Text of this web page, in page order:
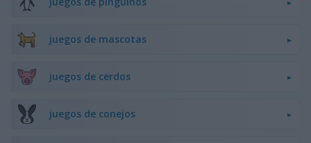
juegos de mascotas
juegos de cerdos
juegos de conejos